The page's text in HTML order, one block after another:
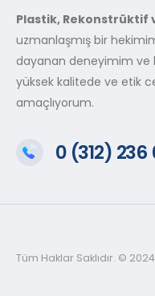
Plastik, Rekonstrüktif
uzmanlaşmış bir
dayanan deneyimim ve
yüksek kalitede ve etik
amaçlıyorum.
0 (312) 236
Tüm Haklar Saklıdır. ©